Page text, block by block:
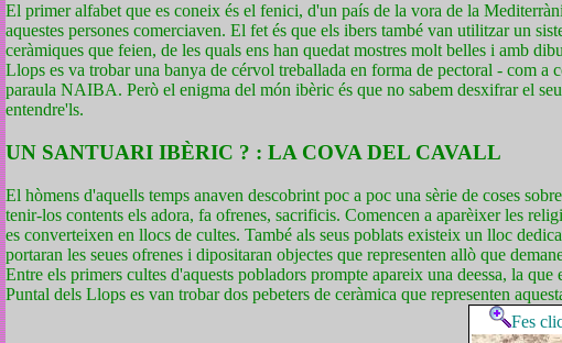
El primer alfabet que es coneix és el fenici, d'un país de la vora de la
aquestes persones comerciaven. El fet és que els ibers també van utilitzar un
ceràmiques que feien, de les quals ens han quedat mostres molt belles i amb
Llops es va trobar una banya de cérvol treballada en forma de pectoral - com
paraula NAIBA. Però el enigma del món ibèric és que no sabem desxifrar el
entendre'ls.
UN SANTUARI IBÈRIC ? : LA COVA DEL CAVALL
El hòmens d'aquells temps anaven descobrint poc a poc una sèrie de coses
tenir-los contents els adora, fa ofrenes, sacrificis. Comencen a aparèixer les
es converteixen en llocs de cultes. També als seus poblats existeix un lloc
portaran les seues ofrenes i dipositaran objectes que representen allò que
Entre els primers cultes d'aquests pobladors prompte apareix una deessa, la
Puntal dels Llops es van trobar dos pebeters de ceràmica que representen
Fes